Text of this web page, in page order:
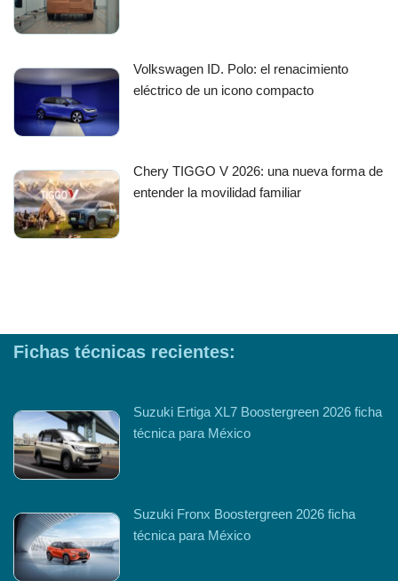
Volkswagen ID. Polo: el renacimiento
eléctrico de un icono compacto
Chery TIGGO V 2026: una nueva forma de
entender la movilidad familiar
Fichas técnicas recientes:
Suzuki Ertiga XL7 Boostergreen 2026 ficha
técnica para México
Suzuki Fronx Boostergreen 2026 ficha
técnica para México